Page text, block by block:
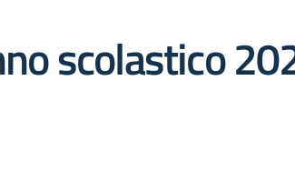
scolastico